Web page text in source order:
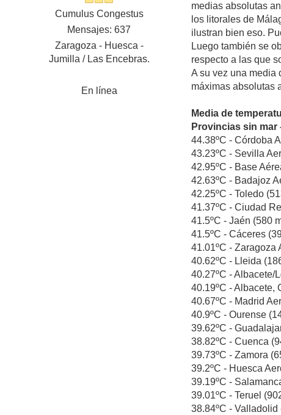
Cumulus Congestus
Mensajes: 637
Zaragoza - Huesca -
Jumilla / Las Encebras.
En línea
medias absolutas
los litorales de
ilustran bien eso.
Luego también se
respecto a las que
A su vez una media
máximas absolutas
Media de
Provincias sin
44.38ºC - Córdoba
43.23ºC - Sevilla
42.95ºC - Base
42.63ºC - Badajoz
42.25ºC - Toledo
41.37ºC - Ciudad
41.5ºC - Jaén (580
41.5ºC - Cáceres
41.01ºC - Zaragoza
40.62ºC - Lleida
40.27ºC - Albacete/
40.19ºC - Albacete,
40.67ºC - Madrid
40.9ºC - Ourense
39.62ºC -
38.82ºC - Cuenca
39.73ºC - Zamora
39.2ºC - Huesca
39.19ºC -
39.01ºC - Teruel
38.84ºC - Valladolid